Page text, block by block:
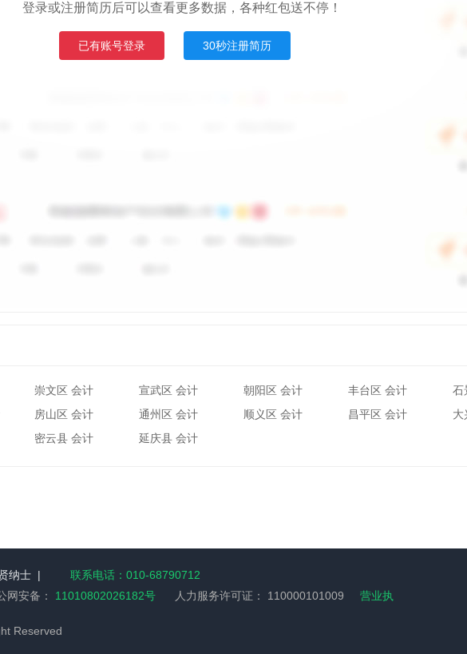
登录或注册简历后可以查看更多数据，各种红包送不停！
已有账号登录 30秒注册简历
崇文区 会计 宣武区 会计 朝阳区 会计 丰台区 会计
石
房山区 会计 通州区 会计 顺义区 会计 昌平区 会计
大
密云县 会计 延庆县 会计
纳士 |
联系电话：010-68790712
安备： 11010802026182号 人力服务许可证： 110000101009
营业执
Reserved